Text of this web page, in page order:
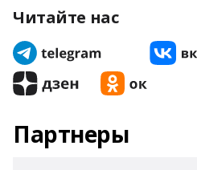
Читайте нас
Партнеры